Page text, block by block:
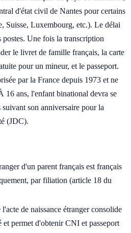
d'état civil de Nantes pour certains
Suisse, Luxembourg, etc.). Le délai
Une fois la transcription
le livret de famille français, la carte
pour un mineur, et le passeport.
par la France depuis 1973 et ne
16 ans, l'enfant binational devra se
son anniversaire pour la
(JDC).
d'un parent français est français
par filiation (article 18 du
de naissance étranger consolide
et permet d'obtenir CNI et passeport